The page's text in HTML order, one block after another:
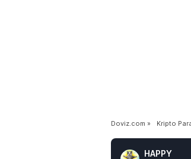
Doviz.com » Kripto
HAPPY